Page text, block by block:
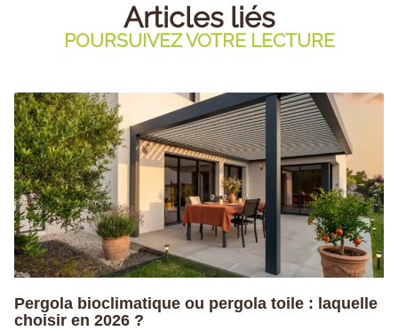
Articles liés
POURSUIVEZ VOTRE LECTURE
Pergola bioclimatique ou pergola toile : laquelle
choisir en 2026 ?